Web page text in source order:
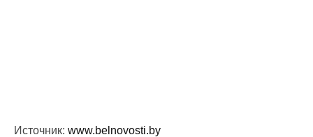
Источник: www.belnovosti.by